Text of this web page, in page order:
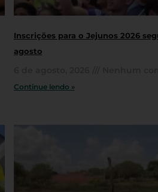
Inscrições para o Jejunos 2026
agosto
Continue lendo »